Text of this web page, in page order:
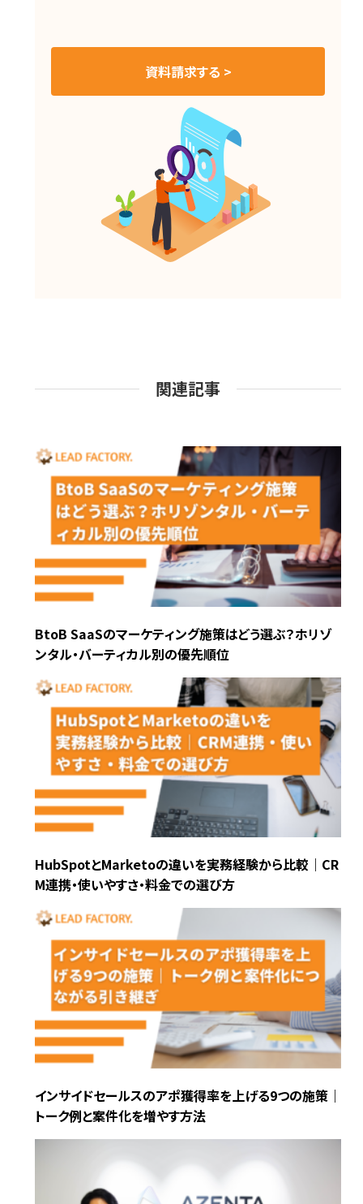
資料請求する >
関連記事
BtoB SaaSのマーケティング施策はどう選ぶ？ホリゾ
ンタル・バーティカル別の優先順位
HubSpotとMarketoの違いを実務経験から比較｜CR
M連携・使いやすさ・料金での選び方
インサイドセールスのアポ獲得率を上げる9つの施策｜
トーク例と案件化を増やす方法